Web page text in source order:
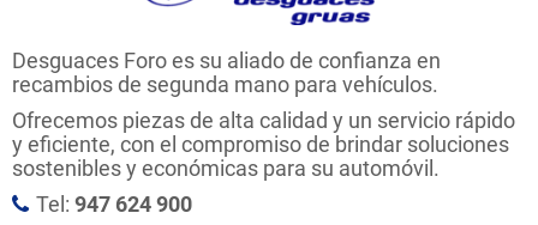
Desguaces Foro es su aliado de confianza en
recambios de segunda mano para vehículos.
Ofrecemos piezas de alta calidad y un servicio rápido
y eficiente, con el compromiso de brindar soluciones
sostenibles y económicas para su automóvil.
Tel: 947 624 900